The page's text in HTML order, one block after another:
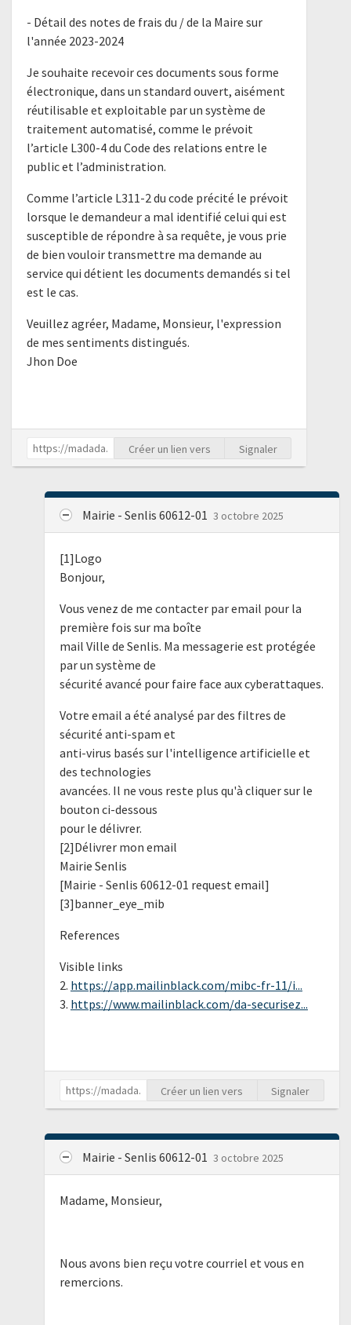
- Détail des notes de frais du / de la Maire sur
l'année 2023-2024
Je souhaite recevoir ces documents sous forme
électronique, dans un standard ouvert, aisément
réutilisable et exploitable par un système de
traitement automatisé, comme le prévoit
l’article L300-4 du Code des relations entre le
public et l’administration.
Comme l’article L311-2 du code précité le prévoit
lorsque le demandeur a mal identifié celui qui est
susceptible de répondre à sa requête, je vous prie
de bien vouloir transmettre ma demande au
service qui détient les documents demandés si tel
est le cas.
Veuillez agréer, Madame, Monsieur, l'expression
de mes sentiments distingués.
Jhon Doe
Créer un lien vers Signaler
Mairie - Senlis 60612-01 3 octobre 2025
[1]Logo
Bonjour,
Vous venez de me contacter par email pour la
première fois sur ma boîte
mail Ville de Senlis. Ma messagerie est protégée
par un système de
sécurité avancé pour faire face aux cyberattaques.
Votre email a été analysé par des filtres de
sécurité anti-spam et
anti-virus basés sur l'intelligence artificielle et
des technologies
avancées. Il ne vous reste plus qu'à cliquer sur le
bouton ci-dessous
pour le délivrer.
[2]Délivrer mon email
Mairie Senlis
[Mairie - Senlis 60612-01 request email]
[3]banner_eye_mib
References
Visible links
2. https://app.mailinblack.com/mibc-fr-11/i...
3. https://www.mailinblack.com/da-securisez...
Créer un lien vers Signaler
Mairie - Senlis 60612-01 3 octobre 2025
Madame, Monsieur,
Nous avons bien reçu votre courriel et vous en
remercions.